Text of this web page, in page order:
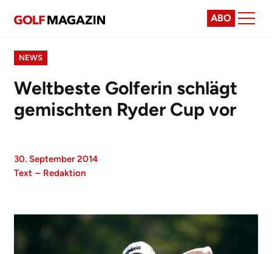
ABO
NEWS
Weltbeste Golferin schlägt
gemischten Ryder Cup vor
30. September 2014
Text – Redaktion